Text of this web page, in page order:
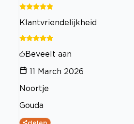
Klantvriendelijkheid
Beveelt aan
11 March 2026
Noortje
Gouda
delen